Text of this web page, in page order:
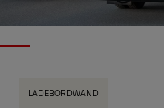
LADEBORDWAND